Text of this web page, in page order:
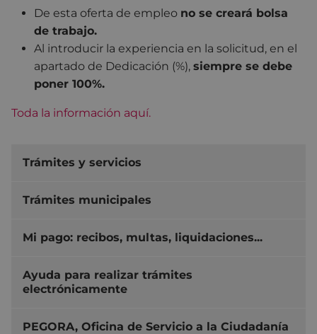
De esta oferta de empleo no se creará bolsa
de trabajo.
Al introducir la experiencia en la solicitud, en el
apartado de Dedicación (%), siempre se debe
poner 100%.
Toda la información aquí.
Trámites y servicios
Trámites municipales
Mi pago: recibos, multas, liquidaciones...
Ayuda para realizar trámites
electrónicamente
PEGORA, Oficina de Servicio a la Ciudadanía